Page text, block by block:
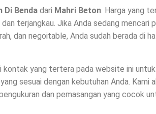
Di Benda dari Mahri Beton. Harga yang
terjangkau. Jika Anda sedang mencari
dan negoitable, Anda sudah berada di
kontak yang tertera pada website ini untuk
sesuai dengan kebutuhan Anda. Kami
dan pemasangan yang cocok